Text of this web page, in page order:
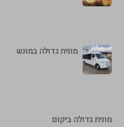
מונית גדולה במונש
מונית גדולה ביקום